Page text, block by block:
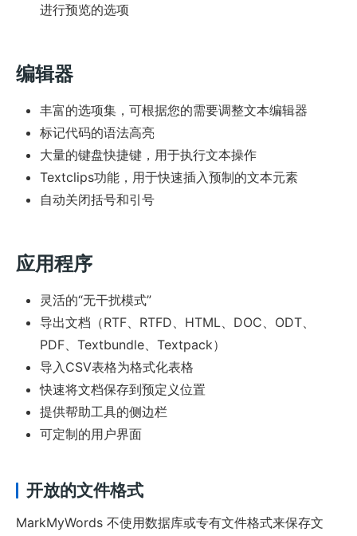
进行预览的选项
编辑器
丰富的选项集，可根据您的需要调整文本编辑器
标记代码的语法高亮
大量的键盘快捷键，用于执行文本操作
Textclips功能，用于快速插入预制的文本元素
自动关闭括号和引号
应用程序
灵活的“无干扰模式”
导出文档（RTF、RTFD、HTML、DOC、ODT、
PDF、Textbundle、Textpack）
导入CSV表格为格式化表格
快速将文档保存到预定义位置
提供帮助工具的侧边栏
可定制的用户界面
开放的文件格式
MarkMyWords 不使用数据库或专有文件格式来保存文